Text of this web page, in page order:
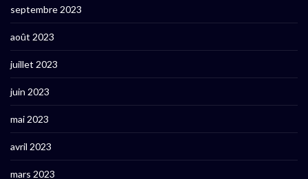
septembre 2023
août 2023
juillet 2023
juin 2023
mai 2023
avril 2023
mars 2023